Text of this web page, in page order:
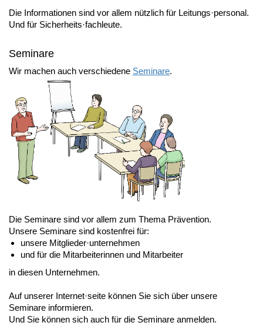
Die Informationen sind vor allem nützlich für Leitungs·personal.
Und für Sicherheits·fachleute.
Seminare
Wir machen auch verschiedene Seminare.
Die Seminare sind vor allem zum Thema Prävention.
Unsere Seminare sind kostenfrei für:
unsere Mitglieder·unternehmen
und für die Mitarbeiterinnen und Mitarbeiter
in diesen Unternehmen.
Auf unserer Internet·seite können Sie sich über unsere
Seminare informieren.
Und Sie können sich auch für die Seminare anmelden.